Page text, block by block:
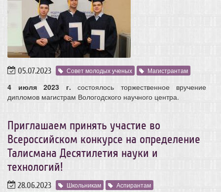
05.07.2023 Совет молодых ученых Магистрантам
4 июля 2023 г. состоялось торжественное вручение
дипломов магистрам Вологодского научного центра.
Приглашаем принять участие во
Всероссийском конкурсе на определение
Талисмана Десятилетия науки и
технологий!
28.06.2023 Школьникам
Аспирантам